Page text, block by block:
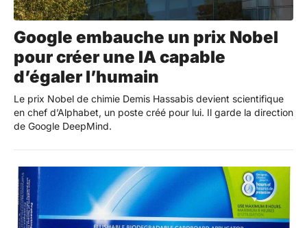
Google embauche un prix Nobel
pour créer une IA capable
d’égaler l’humain
Le prix Nobel de chimie Demis Hassabis devient scientifique
en chef d’Alphabet, un poste créé pour lui. Il garde la direction
de Google DeepMind.